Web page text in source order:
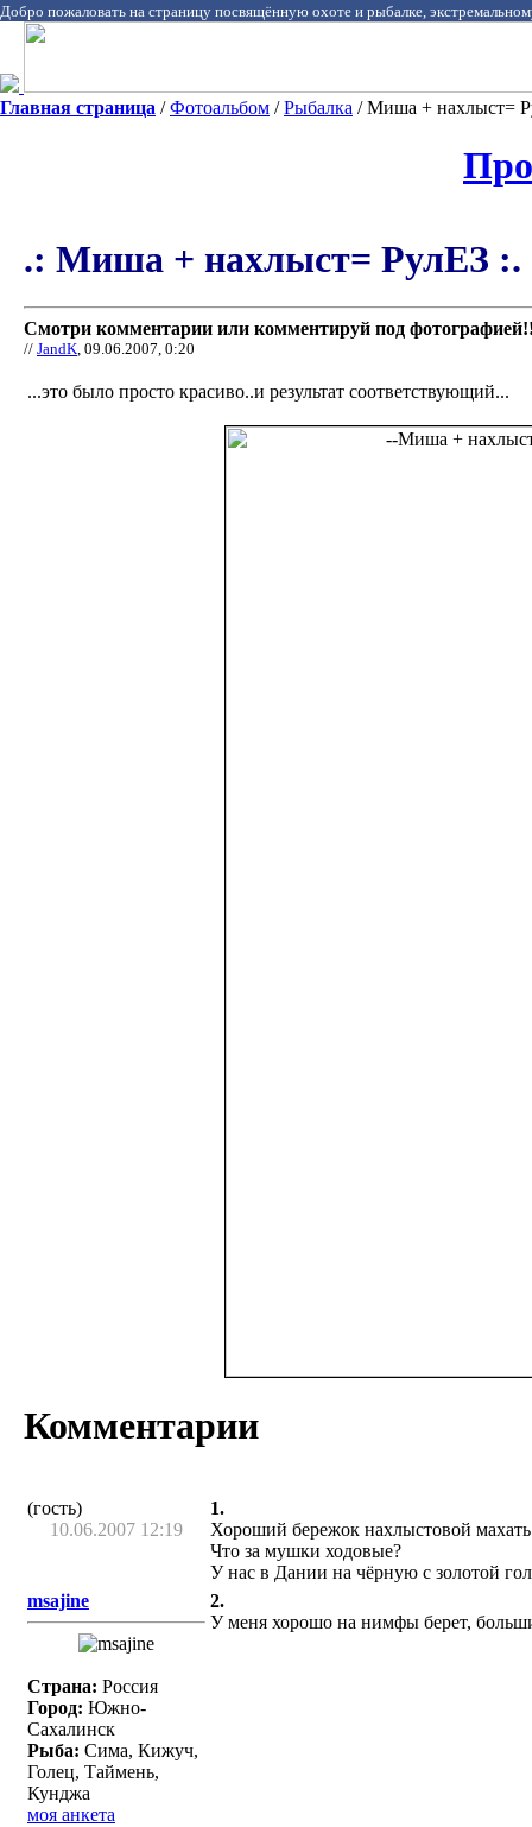
Добро пожаловать на страницу посвящённую охоте и рыбалке,
Главная страница /Фотоальбом /Рыбалка / Миша + нахлыст=
.: Миша + нахлыст= РулЕЗ :.
Смотри комментарии или комментируй под
// JandK, 09.06.2007, 0:20
...это было просто красиво..и результат соответствующий...
Комментарии
(гость)
10.06.2007 12:19
1.
Хороший бережок нахлыстовой
Что за мушки ходовые?
У нас в Дании на чёрную с золотой
msajine
Страна: Россия
Город: Южно-
Сахалинск
Рыба: Сима, Кижуч,
Голец, Таймень,
Кунджа
моя анкета
2.
У меня хорошо на нимфы берет,